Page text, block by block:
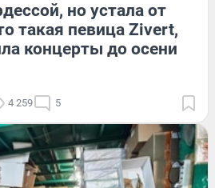
но устала от
такая певица Zivert,
концерты до осени
4 259 5